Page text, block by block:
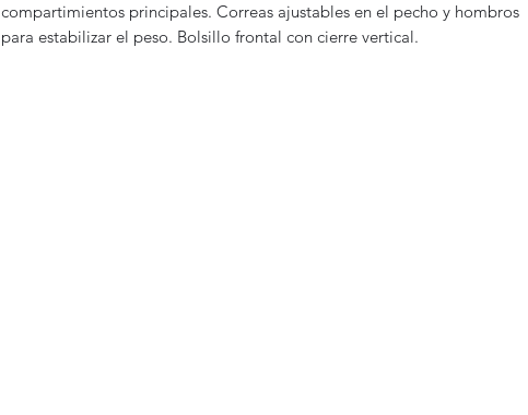
compartimientos principales. Correas ajustables en el pecho y hombros
para estabilizar el peso. Bolsillo frontal con cierre vertical.